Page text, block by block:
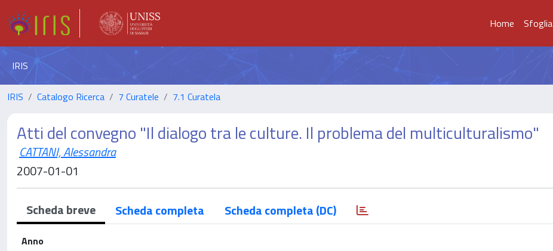
Home Sfoglia
IRIS
IRIS Catalogo Ricerca 7 Curatele 7.1 Curatela
Atti del convegno "Il dialogo tra le culture. Il problema del multiculturalismo"
CATTANI, Alessandra
2007-01-01
Scheda breve Scheda completa Scheda completa (DC)
Anno